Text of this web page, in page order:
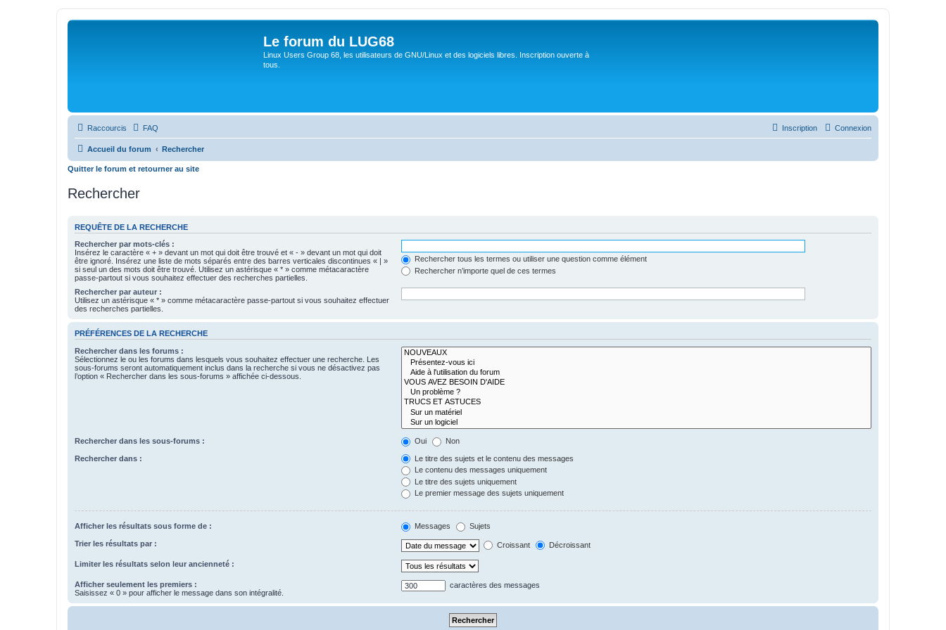
Le forum du LUG68
Linux Users Group 68, les utilisateurs de GNU/Linux et des logiciels libres. Inscription ouverte à
tous.
Raccourcis FAQ Connexion
Inscription
Accueil du forum Rechercher
Quitter le forum et retourner au site
Rechercher
REQUÊTE DE LA RECHERCHE
Rechercher par mots-clés :
Insérez le caractère « + » devant un mot qui doit être trouvé et « - » devant un mot qui doit
être ignoré. Insérez une liste de mots séparés entre des barres verticales discontinues « | »
si seul un des mots doit être trouvé. Utilisez un astérisque « * » comme métacaractère
passe-partout si vous souhaitez effectuer des recherches partielles.
Rechercher tous les termes ou utiliser une question comme élément
Rechercher n’importe quel de ces termes
Rechercher par auteur :
Utilisez un astérisque « * » comme métacaractère passe-partout si vous souhaitez effectuer
des recherches partielles.
PRÉFÉRENCES DE LA RECHERCHE
Rechercher dans les forums :
Sélectionnez le ou les forums dans lesquels vous souhaitez effectuer une recherche. Les
sous-forums seront automatiquement inclus dans la recherche si vous ne désactivez pas
l’option « Rechercher dans les sous-forums » affichée ci-dessous.
Rechercher dans les sous-forums : Oui Non
Rechercher dans :
Le titre des sujets et le contenu des messages
Le contenu des messages uniquement
Le titre des sujets uniquement
Le premier message des sujets uniquement
Afficher les résultats sous forme de : Messages Sujets
Trier les résultats par : Croissant Décroissant
Limiter les résultats selon leur ancienneté :
Afficher seulement les premiers :
Saisissez « 0 » pour afficher le message dans son intégralité.
caractères des messages